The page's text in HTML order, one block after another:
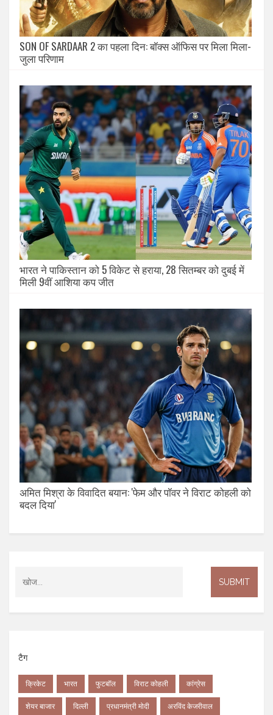
SON OF SARDAAR 2 का पहला दिन: बॉक्स ऑफिस पर मिला मिला-
जुला परिणाम
भारत ने पाकिस्तान को 5 विकेट से हराया, 28 सितम्बर को दुबई में
मिली 9वीं आशिया कप जीत
अमित मिश्रा के विवादित बयान: 'फेम और पॉवर ने विराट कोहली को
बदल दिया'
टैग
क्रिकेट भारत फुटबॉल विराट कोहली कांग्रेस
शेयर बाजार दिल्ली प्रधानमंत्री मोदी अरविंद केजरीवाल